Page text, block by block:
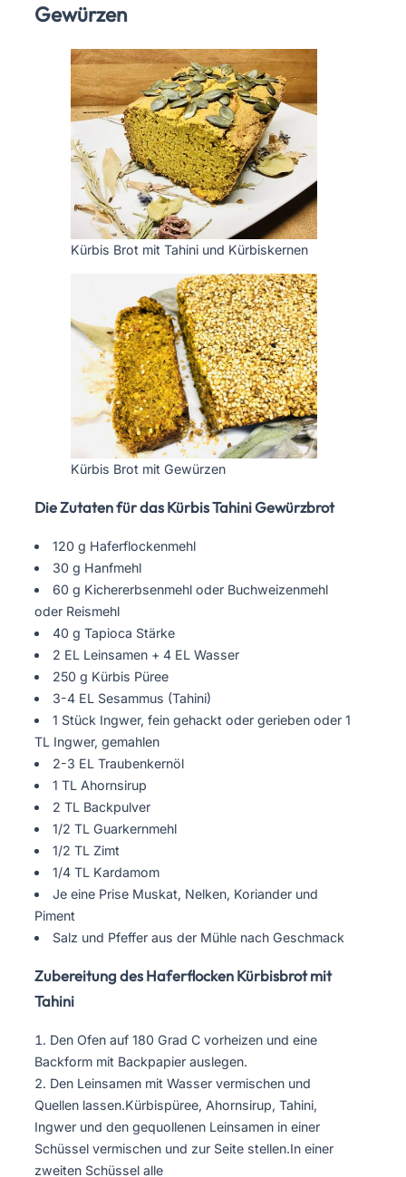
Gewürzen
Kürbis Brot mit Tahini und Kürbiskernen
Kürbis Brot mit Gewürzen
Die Zutaten für das Kürbis Tahini Gewürzbrot
120 g Haferflockenmehl
30 g Hanfmehl
60 g Kichererbsenmehl oder Buchweizenmehl
oder Reismehl
40 g Tapioca Stärke
2 EL Leinsamen + 4 EL Wasser
250 g Kürbis Püree
3-4 EL Sesammus (Tahini)
1 Stück Ingwer, fein gehackt oder gerieben oder 1
TL Ingwer, gemahlen
2-3 EL Traubenkernöl
1 TL Ahornsirup
2 TL Backpulver
1/2 TL Guarkernmehl
1/2 TL Zimt
1/4 TL Kardamom
Je eine Prise Muskat, Nelken, Koriander und
Piment
Salz und Pfeffer aus der Mühle nach Geschmack
Zubereitung des Haferflocken Kürbisbrot mit
Tahini
Den Ofen auf 180 Grad C vorheizen und eine
Backform mit Backpapier auslegen.
Den Leinsamen mit Wasser vermischen und
Quellen lassen.Kürbispüree, Ahornsirup, Tahini,
Ingwer und den gequollenen Leinsamen in einer
Schüssel vermischen und zur Seite stellen.In einer
zweiten Schüssel alle